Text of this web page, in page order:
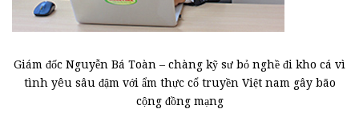
Giám đốc Nguyễn Bá Toàn – chàng kỹ sư bỏ nghề đi kho cá vì
tình yêu sâu đậm với ẩm thực cổ truyền Việt nam gây bão
cộng đồng mạng